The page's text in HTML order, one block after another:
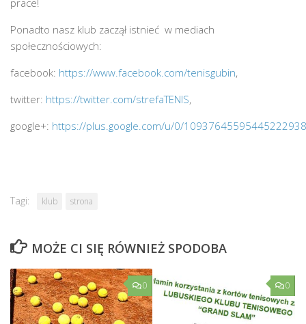
prace!
Ponadto nasz klub zaczął istnieć w mediach
społecznościowych:
facebook: https://www.facebook.com/tenisgubin,
twitter: https://twitter.com/strefaTENIS,
google+: https://plus.google.com/u/0/
Tagi: klub strona
MOŻE CI SIĘ RÓWNIEŻ SPODOBA
0 0